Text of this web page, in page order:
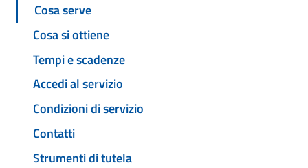
Cosa serve
Cosa si ottiene
Tempi e scadenze
Accedi al servizio
Condizioni di servizio
Contatti
Strumenti di tutela